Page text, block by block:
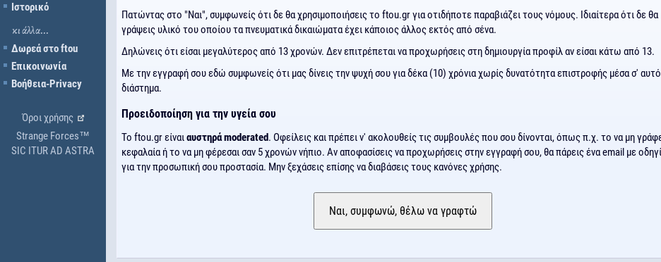
Ιστορικό
κι άλλα...
Δωρεά στο ftou
Επικοινωνία
Βοήθεια-Privacy
Όροι χρήσης
Strange Forces™
SIC ITUR AD ASTRA
Πατώντας στο "Ναι", συμφωνείς ότι δε θα χρησιμοποιήσεις το ftou.gr για οτιδήποτε παραβιάζει τους νόμους. Ιδιαίτερα ότι δε θα
γράψεις υλικό του οποίου τα πνευματικά δικαιώματα έχει κάποιος άλλος εκτός από σένα.
Δηλώνεις ότι είσαι μεγαλύτερος από 13 χρονών. Δεν επιτρέπεται να προχωρήσεις στη δημιουργία προφίλ αν είσαι κάτω από 13.
Με την εγγραφή σου εδώ συμφωνείς ότι μας δίνεις την ψυχή σου για δέκα (10) χρόνια χωρίς δυνατότητα επιστροφής μέσα σ'
διάστημα.
Προειδοποίηση για την υγεία σου
Το ftou.gr είναιαυστηρά moderated. Οφείλεις και πρέπει ν' ακολουθείς τις συμβουλές που σου δίνονται, όπως π.χ. το να μη
κεφαλαία ή το να μη φέρεσαι σαν 5 χρονών νήπιο. Αν αποφασίσεις να προχωρήσεις στην εγγραφή σου, θα πάρεις ένα email με
για την προσωπική σου προστασία. Μην ξεχάσεις επίσης να διαβάσεις τους κανόνες χρήσης.